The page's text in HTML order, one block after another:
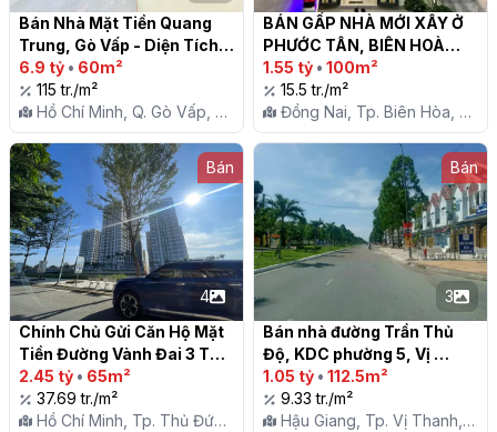
Bán Nhà Mặt Tiền Quang
Trung, Gò Vấp - Diện Tích
60m2, Giá 6.9 Tỷ TL
6.9 tỷ • 60m²
115 tr./m²
Hồ Chí Minh, Q. Gò Vấp, P.
14
BÁN GẤP NHÀ MỚI XÂY Ở
PHƯỚC TÂN, BIÊN HOÀ
1.55 tỷ • 100m²
15.5 tr./m²
Đồng Nai, Tp. Biên Hòa, P.
Phước Tân
Bán
4
Chính Chủ Gửi Căn Hộ Mặt
Tiền Đường Vành Đai 3 Thủ
Đức Giá 39 triệu/m2
2.45 tỷ • 65m²
37.69 tr./m²
Hồ Chí Minh, Tp. Thủ Đức,
Bán
3
Bán nhà đường Trần Thủ
Độ, KDC phường 5, Vị
Thanh
1.05 tỷ • 112.5m²
9.33 tr./m²
Hậu Giang, Tp. Vị Thanh,